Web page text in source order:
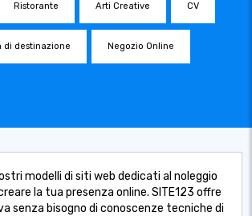
Ristorante Arti Creative CV
di destinazione Negozio Online
modelli di siti web dedicati al noleggio
la tua presenza online. SITE123 offre
senza bisogno di conoscenze tecniche di